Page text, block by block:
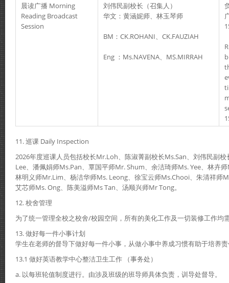
晨读广播 Morning
Reading Broadcast
Session
刘伟民副校长（召集人）
华文：黄涵妮师、林玉琴师
BM：CK.ROHANI、CK.FAUZIAH
Eng ：Ms.NAVENA、MS.MIRRAH
11. 巡课 Daily Inspection
2026年度巡课人员包括校长Mr.Loh、陈淑菁副校长Ms.San、刘伟民副
Lee、潘佩娟师Ms.Pan、覃国平师Mr. Shum、余洁琦师Ms. Yee、林卉
林明义师Mr.Lim、杨洁华师Ms. Leong、徐宝云师Ms.Chooi、朱清祥师
艾芯师Ms. Ong、陈美溢师Ms Tan、汤顺兴师Mr Tong。
12. 校舍管理
为了统一管理全校之校舍/校园空间，所有的美化工作及一切装修工作均
13. 做好每一件小事计划
学生在老师的督导下做好每一件小事，从做小事中养成习惯有助于培养
13.1 做好英语教学中心整洁卫生工作 （事务处）
a. 以每班轮值制度进行。由涉及班级的班导师具体负责，训导处督导。